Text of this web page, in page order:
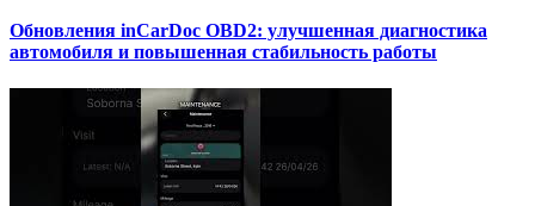
Обновления inCarDoc OBD2: улучшенная диагностика
автомобиля и повышенная стабильность работы